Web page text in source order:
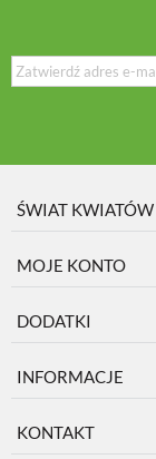
ŚWIAT KWIATÓW
MOJE KONTO
DODATKI
INFORMACJE
KONTAKT